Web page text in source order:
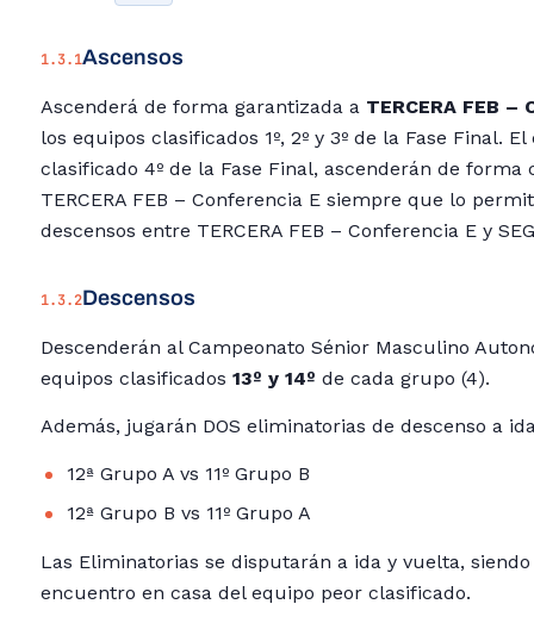
1.3.1Ascensos
Ascenderá de forma garantizada a TERCERA FEB –
los equipos clasificados 1º, 2º y 3º de la Fase Final.
clasificado 4º de la Fase Final, ascenderán de forma
TERCERA FEB – Conferencia E siempre que lo
descensos entre TERCERA FEB – Conferencia E y
1.3.2Descensos
Descenderán al Campeonato Sénior Masculino
equipos clasificados 13º y 14º de cada grupo (4).
Además, jugarán DOS eliminatorias de descenso a
12ª Grupo A vs 11º Grupo B
12ª Grupo B vs 11º Grupo A
Las Eliminatorias se disputarán a ida y vuelta,
encuentro en casa del equipo peor clasificado.